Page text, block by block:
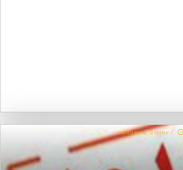
mohamed amine /